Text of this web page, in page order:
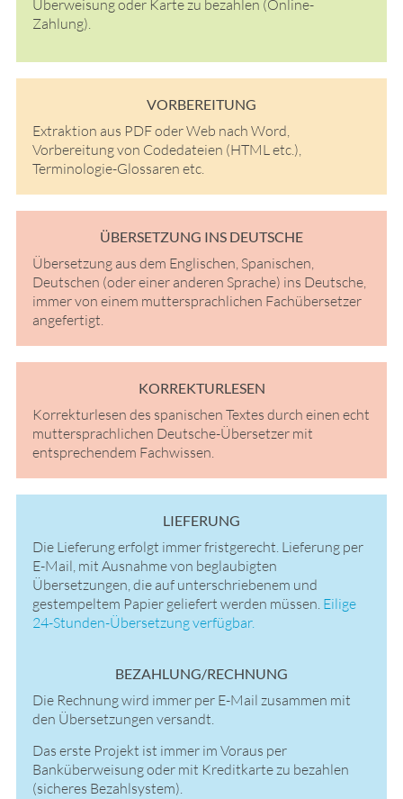
Überweisung oder Karte zu bezahlen (Online-
Zahlung).
VORBEREITUNG
Extraktion aus PDF oder Web nach Word,
Vorbereitung von Codedateien (HTML etc.),
Terminologie-Glossaren etc.
ÜBERSETZUNG INS DEUTSCHE
Übersetzung aus dem Englischen, Spanischen,
Deutschen (oder einer anderen Sprache) ins Deutsche,
immer von einem muttersprachlichen Fachübersetzer
angefertigt.
KORREKTURLESEN
Korrekturlesen des spanischen Textes durch einen echt
muttersprachlichen Deutsche-Übersetzer mit
entsprechendem Fachwissen.
LIEFERUNG
Die Lieferung erfolgt immer fristgerecht. Lieferung per
E-Mail, mit Ausnahme von beglaubigten
Übersetzungen, die auf unterschriebenem und
gestempeltem Papier geliefert werden müssen. Eilige
24-Stunden-Übersetzung verfügbar.
BEZAHLUNG/RECHNUNG
Die Rechnung wird immer per E-Mail zusammen mit
den Übersetzungen versandt.
Das erste Projekt ist immer im Voraus per
Banküberweisung oder mit Kreditkarte zu bezahlen
(sicheres Bezahlsystem).